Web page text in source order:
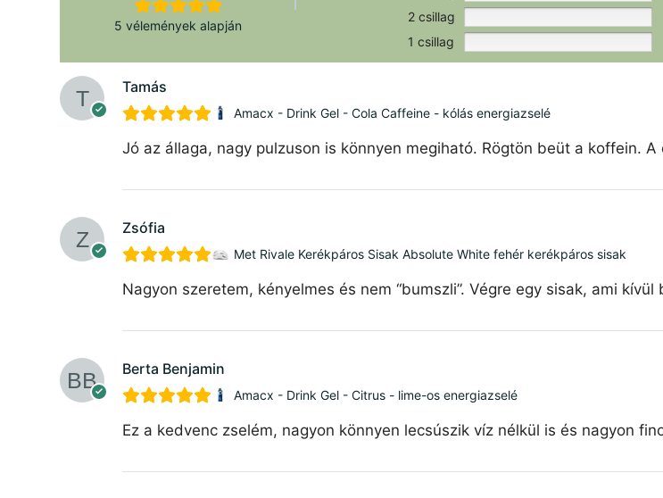
5 vélemények alapján
2 csillag
1 csillag
Tamás
Amacx - Drink Gel - Cola Caffeine - kólás energiazselé
Jó az állaga, nagy pulzuson is könnyen megiható. Rögtön beüt a koffein.
Zsófia
Met Rivale Kerékpáros Sisak Absolute White fehér kerékpáros sisak
Nagyon szeretem, kényelmes és nem “bumszli”. Végre egy sisak, ami kívül
Berta Benjamin
Amacx - Drink Gel - Citrus - lime-os energiazselé
Ez a kedvenc zselém, nagyon könnyen lecsúszik víz nélkül is és nagyon